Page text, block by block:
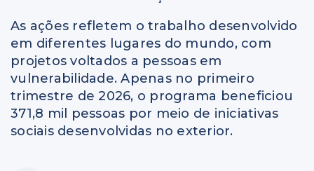
As ações refletem o trabalho desenvolvido
em diferentes lugares do mundo, com
projetos voltados a pessoas em
vulnerabilidade. Apenas no primeiro
trimestre de 2026, o programa beneficiou
371,8 mil pessoas por meio de iniciativas
sociais desenvolvidas no exterior.